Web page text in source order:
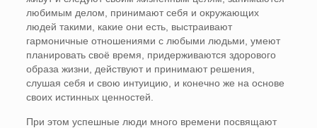
любимым делом, принимают себя и окружающих
людей такими, какие они есть, выстраивают
гармоничные отношениями с любыми людьми, умеют
планировать своё время, придерживаются здорового
образа жизни, действуют и принимают решения,
слушая себя и свою интуицию, и конечно же на основе
своих истинных ценностей.
При этом успешные люди много времени посвящают